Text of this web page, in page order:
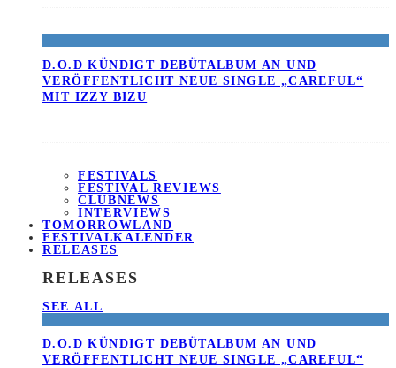
D.O.D KÜNDIGT DEBÜTALBUM AN UND
VERÖFFENTLICHT NEUE SINGLE „CAREFUL“
MIT IZZY BIZU
FESTIVALS
FESTIVAL REVIEWS
CLUBNEWS
INTERVIEWS
TOMORROWLAND
FESTIVALKALENDER
RELEASES
RELEASES
SEE ALL
D.O.D KÜNDIGT DEBÜTALBUM AN UND
VERÖFFENTLICHT NEUE SINGLE „CAREFUL“